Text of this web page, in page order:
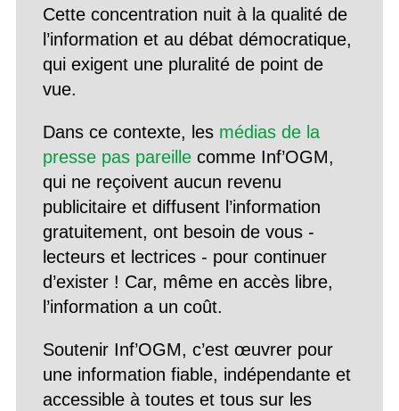
Cette concentration nuit à la qualité de
l’information et au débat démocratique,
qui exigent une pluralité de point de
vue.
Dans ce contexte, les médias de la
presse pas pareillecomme Inf’OGM,
qui ne reçoivent aucun revenu
publicitaire et diffusent l’information
gratuitement, ont besoin de vous -
lecteurs et lectrices - pour continuer
d’exister ! Car, même en accès libre,
l’information a un coût.
Soutenir Inf’OGM, c’est œuvrer pour
une information fiable, indépendante et
accessible à toutes et tous sur les